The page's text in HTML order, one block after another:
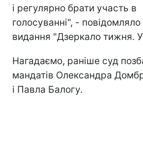
і регулярно брати участь в
голосуванні", -
видання "Дзеркало тижня.
Нагадаємо, раніше суд
мандатів Олександра
і Павла Балогу.